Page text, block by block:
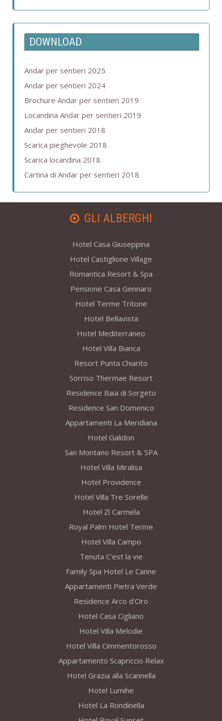
DOWNLOAD
Andar per sentieri 2025
Andar per sentieri 2024
Brochure Andar per sentieri 2019
Locandina Andar per sentieri 2019
Andar per sentieri 2018
Scarica pieghevole 2018
Scarica locandina 2018
Cartina di Andar per sentieri 2018
GLI ALBERGHI
Hotel Casa Giuseppina
Hotel Castiglione Village
Romantica Resort & Spa
Pensione Casa Gennaro
Hotel Terme Tritone
Hotel Bellavista
Hotel Mediterraneo
Hotel Villa Bianca
Resort Punta Chiarito
Sorriso Thermae Resort
Residence Baia di Sorgeto
Residence San Domenico
Appartamenti La Meridiana
Hotel Galidon
San Montano Resort & SPA
Hotel Villa Miralisa
Hotel Providence
Hotel Villa Tre Sorelle
Hotel Zì Carmela
Royal Palm Hotel Terme
Hotel Villa Campo
Tenuta C'est la vie
Family Spa Hotel Le Canne
Appartamenti Pietra Verde
Residence Arco d'Oro
Hotel Casa Cigliano
Hotel Villa Melodie
Hotel Villa Cimmentorosso
Appartamento Scapriccio Relax
Hotel Grazia alla Scannella
Hotel Lumihe
Hotel La Rondinella